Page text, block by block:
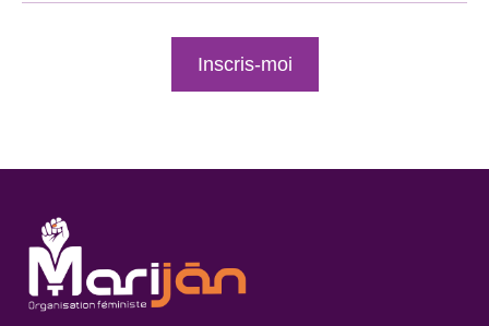
Inscris-moi